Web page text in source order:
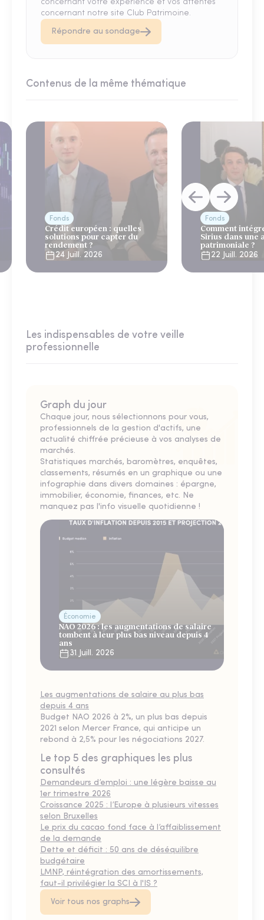
concernant votre expérience et vos attentes
concernant notre site Club Patrimoine.
Répondre au sondage
Contenus de la même thématique
Fonds
Crédit européen : quelles
solutions pour capter du
rendement ?
24 Juill. 2026
Fonds
Comment
Sirius dans une
patrimoniale ?
22 Juill. 2026
Les indispensables de votre veille
professionnelle
Graph du jour
Chaque jour, nous sélectionnons pour vous,
professionnels de la gestion d'actifs, une
actualité chiffrée précieuse à vos analyses de
marchés.
Statistiques marchés, baromètres, enquêtes,
classements, résumés en un graphique ou une
infographie dans divers domaines : épargne,
immobilier, économie, finances, etc. Ne
manquez pas l'info visuelle quotidienne !
Économie
NAO 2026 : les augmentations de salaire
tombent à leur plus bas niveau depuis 4
ans
31 Juill. 2026
Les augmentations de salaire au plus bas
depuis 4 ans
Budget NAO 2026 à 2%, un plus bas depuis
2021 selon Mercer France, qui anticipe un
rebond à 2,5% pour les négociations 2027.
Le top 5 des graphiques les plus
consultés
Demandeurs d’emploi : une légère baisse au
1er trimestre 2026
Croissance 2025 : l’Europe à plusieurs vitesses
selon Bruxelles
Le prix du cacao fond face à l’affaiblissement
de la demande
Dette et déficit : 50 ans de déséquilibre
budgétaire
LMNP, réintégration des amortissements,
faut-il privilégier la SCI à l'IS ?
Voir tous nos graphs